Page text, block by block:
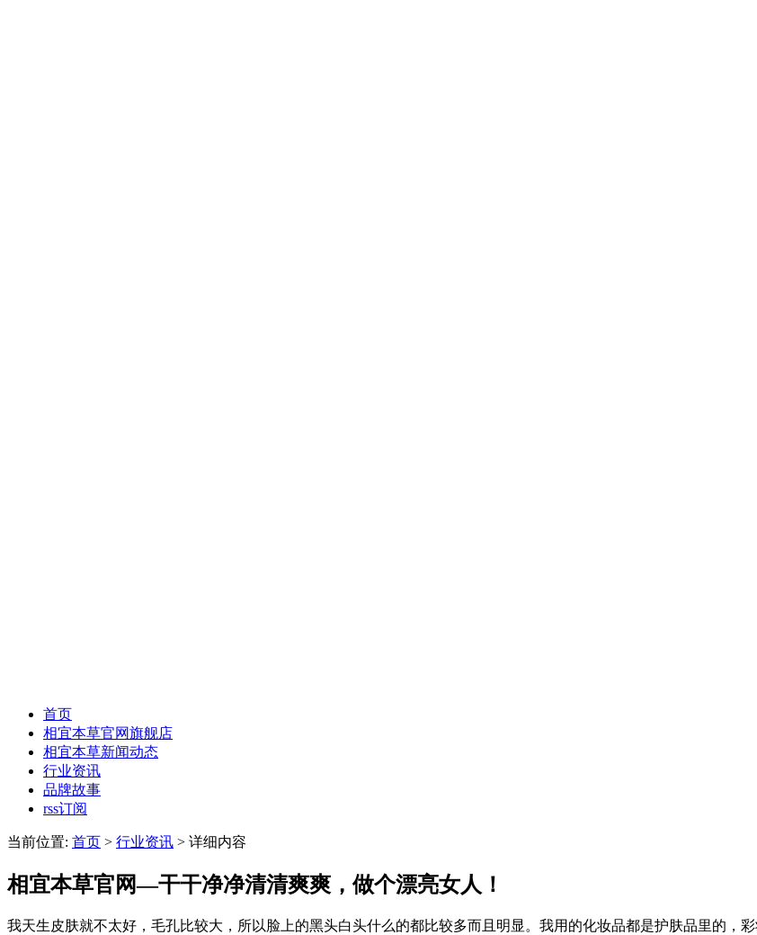
首页
相宜本草官网旗舰店
相宜本草新闻动态
行业资讯
品牌故事
rss订阅
当前位置: 首页 > 行业资讯 > 详细内容
相宜本草官网—干干净净清清爽爽，做个漂亮女人！
我天生皮肤就不太好，毛孔比较大，所以脸上的黑头白头什么的都比较多而且明显。我用的化妆品都是护肤品里的，